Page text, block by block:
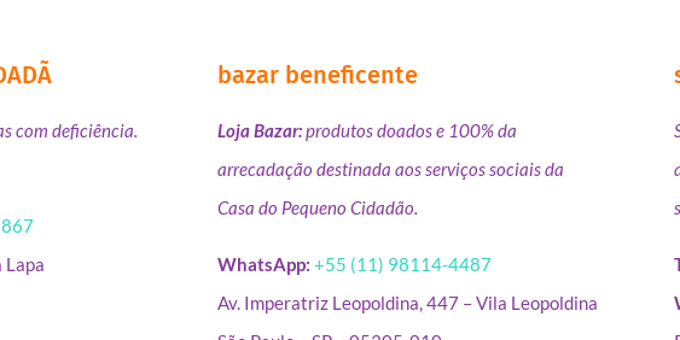
com deficiência.
Lapa
bazar beneficente
Loja Bazar:produtos doados e 100% da
arrecadação destinada aos serviços sociais da
Casa do Pequeno Cidadão.
WhatsApp: +55 (11) 98114-4487
Av. Imperatriz Leopoldina, 447 – Vila Leopoldina